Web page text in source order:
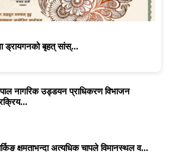
ड्रायगनको बृहत् सांस्...
नागरिक उड्डयन प्राधिकरण विभाजन
क्षमताभन्दा अत्यधिक चापले विमानस्थल व...